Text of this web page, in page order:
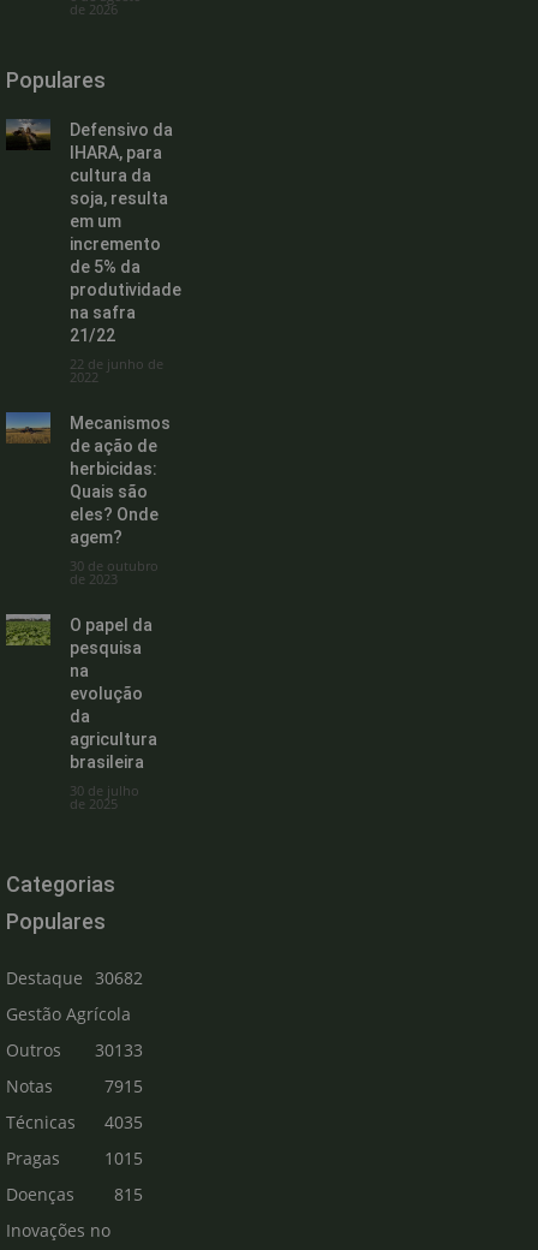
de 2026
Populares
Defensivo da
IHARA, para
cultura da
soja, resulta
em um
incremento
de 5% da
produtividade
na safra
21/22
22 de junho de
2022
Mecanismos
de ação de
herbicidas:
Quais são
eles? Onde
agem?
30 de outubro
de 2023
O papel da
pesquisa
na
evolução
da
agricultura
brasileira
30 de julho
de 2025
Categorias
Populares
Destaque
30682
Gestão Agrícola
30133
Outros
7915
Notas
Técnicas
4035
Pragas
1015
Doenças
815
Inovações no